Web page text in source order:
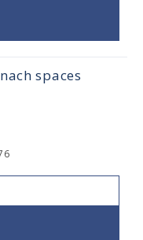
spaces